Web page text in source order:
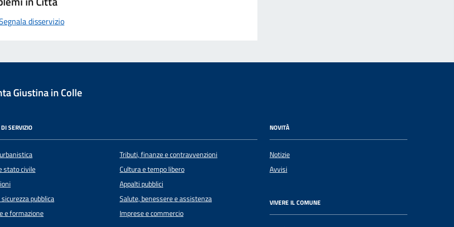
disservizio
Giustina in Colle
SERVIZIO
stato civile
pubblica
e formazione
Tributi, finanze e contravvenzioni
Cultura e tempo libero
Appalti pubblici
Salute, benessere e assistenza
Imprese e commercio
NOVITÀ
Notizie
Avvisi
VIVERE IL COMUNE